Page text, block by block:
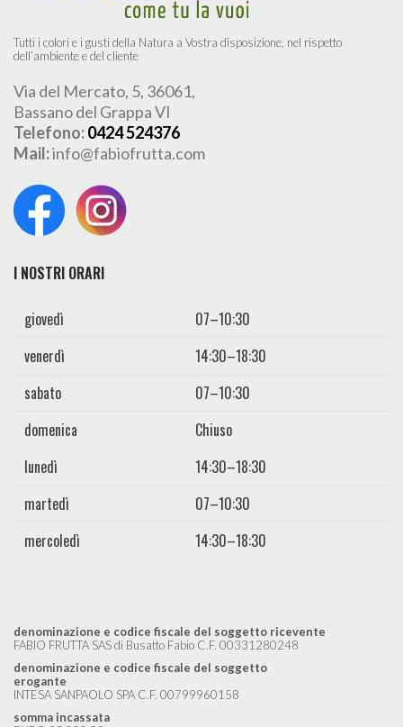
Tutti i colori e i gusti della Natura a Vostra disposizione, nel rispetto
dell’ambiente e del cliente
Via del Mercato, 5, 36061,
Bassano del Grappa VI
Telefono:0424 524376
Mail:info@fabiofrutta.com
I NOSTRI ORARI
giovedì
07–10:30
venerdì
14:30–18:30
sabato
07–10:30
domenica
Chiuso
lunedì
14:30–18:30
martedì
07–10:30
mercoledì
14:30–18:30
denominazione e codice fiscale del soggetto ricevente
FABIO FRUTTA SAS di Busatto Fabio C.F. 00331280248
denominazione e codice fiscale del soggetto
erogante
INTESA SANPAOLO SPA C.F. 00799960158
somma incassata